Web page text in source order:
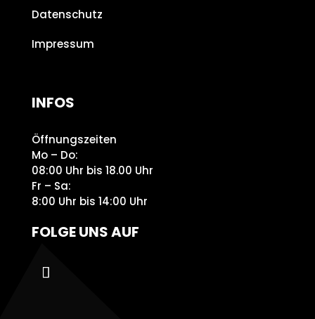
Datenschutz
Impressum
INFOS
Öffnungszeiten
Mo – Do:
08:00 Uhr bis 18.00 Uhr
Fr – Sa:
8:00 Uhr bis 14:00 Uhr
FOLGE UNS AUF